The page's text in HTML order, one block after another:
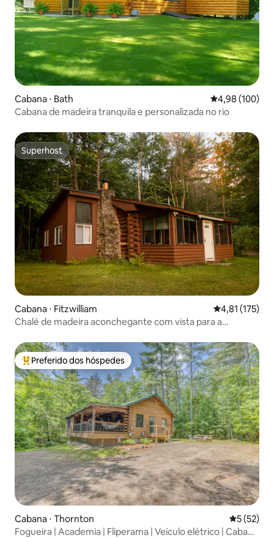
Cabana ⋅ Bath 4,98 de uma
4,98 (100)
Cabana de madeira tranquila e personalizada no rio
Superhost
Superhost
Cabana ⋅ Fitzwilliam 4,81 de uma
4,81 (175)
Chalé de madeira aconchegante com vista para a
Entre os melhores preferidos dos hóspedes
Preferido dos hóspedes
Cabana ⋅ Thornton 5 de uma
5 (52)
Fogueira | Academia | Fliperama | Veículo elétrico | Cabana